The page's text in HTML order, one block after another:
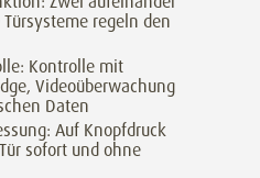
regeln den
Kontrolle mit
Videoüberwachung
Daten
Auf Knopfdruck
sofort und ohne